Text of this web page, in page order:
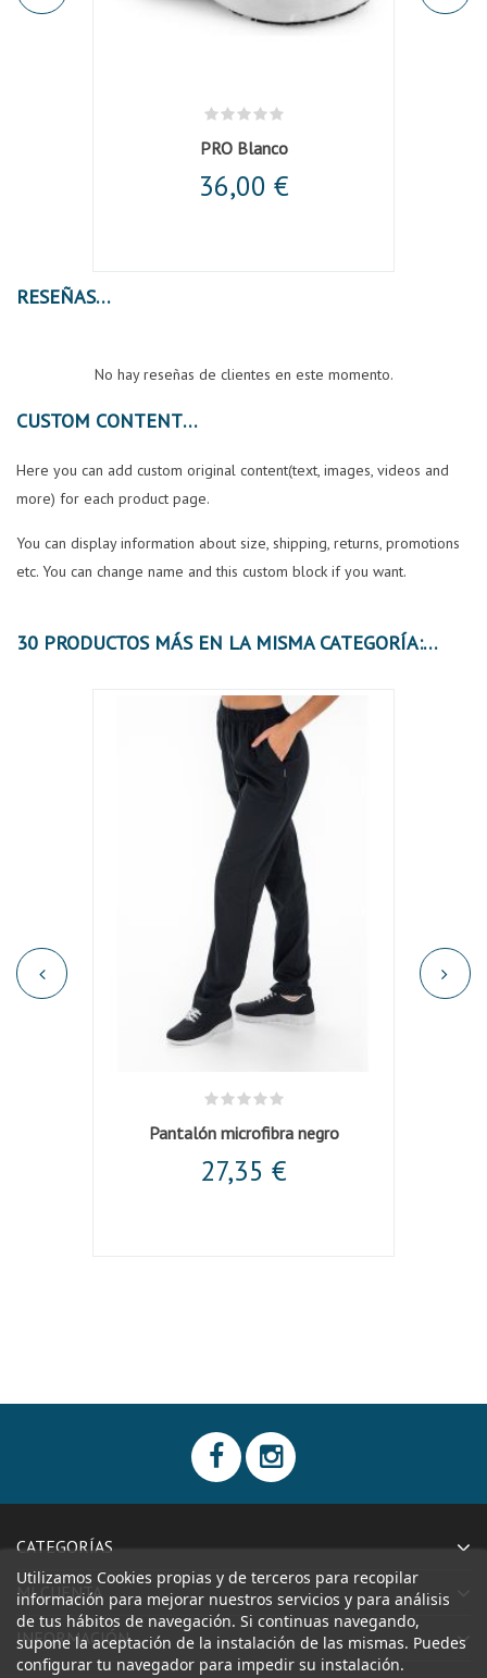
PRO Blanco
36,00 €
RESEÑAS
No hay reseñas de clientes en este momento.
CUSTOM CONTENT
Here you can add custom original content(text, images, videos and
more) for each product page.
You can display information about size, shipping, returns, promotions
etc. You can change name and this custom block if you want.
30 PRODUCTOS MÁS EN LA MISMA CATEGORÍA:
Pantalón microfibra negro
27,35 €
CATEGORÍAS
MI CUENTA
INFORMACIÓN
Utilizamos Cookies propias y de terceros para recopilar
información para mejorar nuestros servicios y para análisis
de tus hábitos de navegación. Si continuas navegando,
supone la aceptación de la instalación de las mismas. Puedes
configurar tu navegador para impedir su instalación.